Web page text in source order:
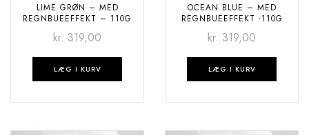
LIME GRØN – MED
REGNBUEEFFEKT – 110G
kr. 319,00
LÆG I KURV
OCEAN BLUE – MED
REGNBUEEFFEKT -110G
kr. 319,00
LÆG I KURV